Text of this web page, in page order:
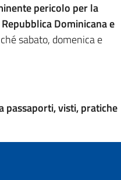
pericolo per la
Dominicana e
sabato, domenica e
passaporti, visti, pratiche